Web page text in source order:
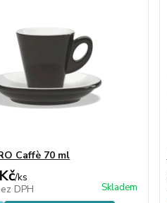
Caffè 70 ml
/ks
DPH Skladem